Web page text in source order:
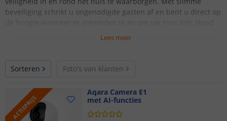
beveiliging schrikt u ongenodigde gasten af en bent u direct op
een oogje in het zeil via de SmartLife app. Vóór 23:45 uur
Schrikt ongewenste gasten af
Direct een notificatie op uw smartphone
Werkt met de SmartLife app
Lees meer
Sorteren Foto's van klanten
ACTIEPRIJS
Aqara Camera E1
met AI-functies